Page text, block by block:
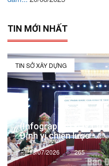
TIN MỚI NHẤT
TIN SỞ XÂY DỰNG
(Infographic) Đắk Lắk
Định vị chiến lược -...
13/07/2026 265